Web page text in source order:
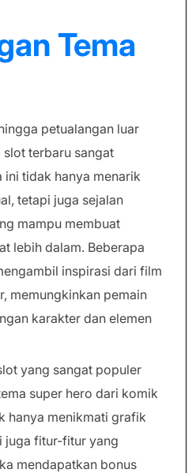
Tema
petualangan luar
terbaru sangat
ini tidak hanya menarik
tetapi juga sejalan
mampu membuat
lebih dalam. Beberapa
inspirasi dari film
memungkinkan pemain
karakter dan elemen
yang sangat populer
super hero dari komik
hanya menikmati grafik
juga fitur-fitur yang
mendapatkan bonus